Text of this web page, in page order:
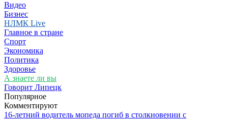
Видео
Бизнес
НЛМК Live
Главное в стране
Спорт
Экономика
Политика
Здоровье
А знаете ли вы
Говорит Липецк
Популярное
Комментируют
16-летний водитель мопеда погиб в столкновении с